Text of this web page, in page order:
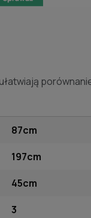
87cm
197cm
45cm
3